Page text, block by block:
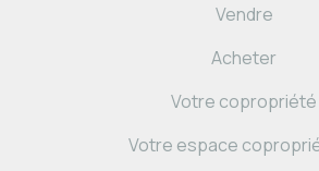
Vendre
Acheter
Votre copropriété
Votre espace